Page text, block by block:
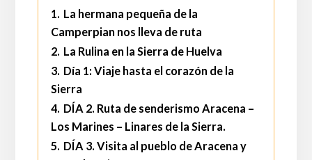
1. La hermana pequeña de la
Camperpian nos lleva de ruta
2. La Rulina en la Sierra de Huelva
3. Día 1: Viaje hasta el corazón de la
Sierra
4. DÍA 2. Ruta de senderismo Aracena –
Los Marines – Linares de la Sierra.
5. DÍA 3. Visita al pueblo de Aracena y